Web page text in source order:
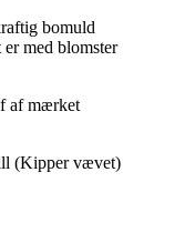
af mærket
(Kipper vævet)